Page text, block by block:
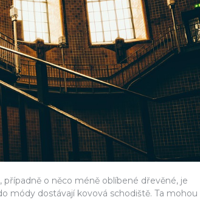
o něco méně oblíbené dřevěné, je
módy dostávají kovová schodiště. Ta mohou